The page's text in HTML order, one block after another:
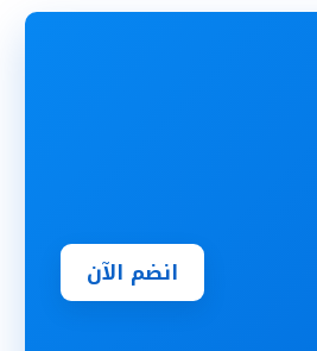
انضم الآن